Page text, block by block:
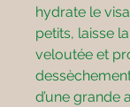
hydrate le
petits, laisse
veloutée et
d’une grande